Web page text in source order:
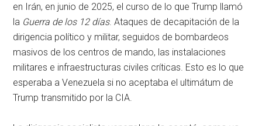
en Irán, en junio de 2025, el curso de lo que Trump llamó
la Guerra de los 12 días. Ataques de decapitación de la
dirigencia político y militar, seguidos de bombardeos
masivos de los centros de mando, las instalaciones
militares e infraestructuras civiles críticas. Esto es lo que
esperaba a Venezuela si no aceptaba el ultimátum de
Trump transmitido por la CIA.